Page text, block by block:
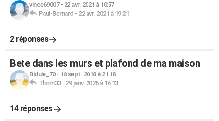
vince69007- 22 avr. 2021 à 10:57
Paul-Bernard - 22 avr. 2021 à 19:21
2 réponses
Bete dans les murs et plafond de ma maison
Bidule_70- 18 sept. 2018 à 21:18
Thom33- 29 janv. 2026 à 16:13
14 réponses